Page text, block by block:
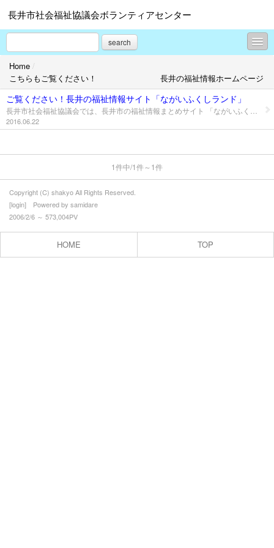
長井市社会福祉協議会ボランティアセンター
search
お知らせ掲示板
こちらもご覧ください！ 長井の福祉情報ホームペ
ージ
募集中のボランティア
ボランティア活動レポート
ボランティア助成金情報
ボランティア保険のご案内
除雪ボランティア
Home /
こちらもご覧ください！ 長井の福祉情報ホームページ
ご覧ください！長井の福祉情報サイト「ながいふくしランド」
2016.06.22
1件中/1件～1件
Copyright (C) shakyo All Rights Reserved.
[login] Powered by samidare
2006/2/6 ～ 573,004PV
HOME TOP